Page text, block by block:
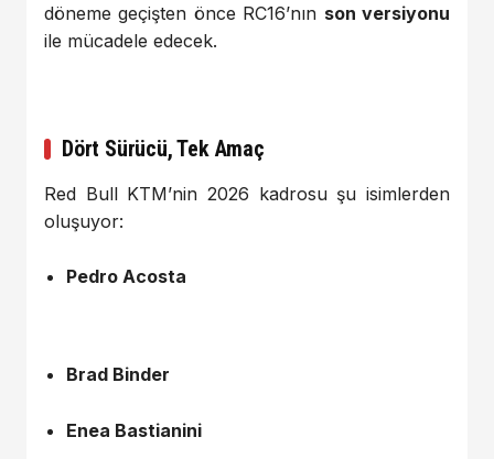
döneme geçişten önce RC16’nın son versiyonu
ile mücadele edecek.
Dört Sürücü, Tek Amaç
Red Bull KTM’nin 2026 kadrosu şu isimlerden
oluşuyor:
Pedro Acosta
Brad Binder
Enea Bastianini